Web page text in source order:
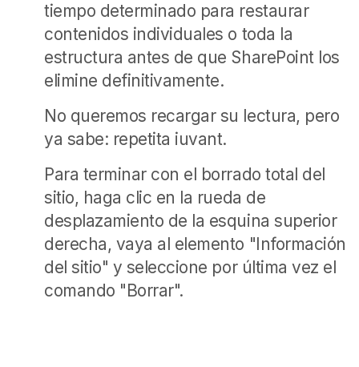
tiempo determinado para restaurar
contenidos individuales o toda la
estructura antes de que SharePoint los
elimine definitivamente.
No queremos recargar su lectura, pero
ya sabe: repetita iuvant.
Para terminar con el borrado total del
sitio, haga clic en la rueda de
desplazamiento de la esquina superior
derecha, vaya al elemento "Información
del sitio" y seleccione por última vez el
comando "Borrar".